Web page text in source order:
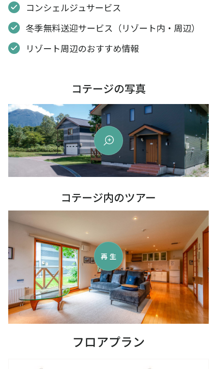
コンシェルジュサービス
冬季無料送迎サービス（リゾート内・周辺）
リゾート周辺のおすすめ情報
コテージの写真
コテージ内のツアー
再生
フロアプラン